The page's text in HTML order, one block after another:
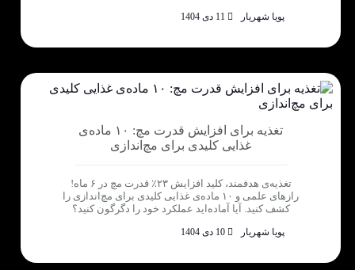
پویا شهریار
تغذیه برای افزایش قدرت مچ: ۱۰ ماده‌ی
غذایی کلیدی برای مچ‌اندازی
تغذیه‌ی هدفمند، کلید افزایش ۲۳٪ قدرت مچ در ۶ ماه!
رازهای علمی و ۱۰ ماده‌ی غذایی کلیدی برای مچ‌اندازی را
کشف کنید. آیا آماده‌اید عملکرد خود را دگرگون کنید؟
پویا شهریار